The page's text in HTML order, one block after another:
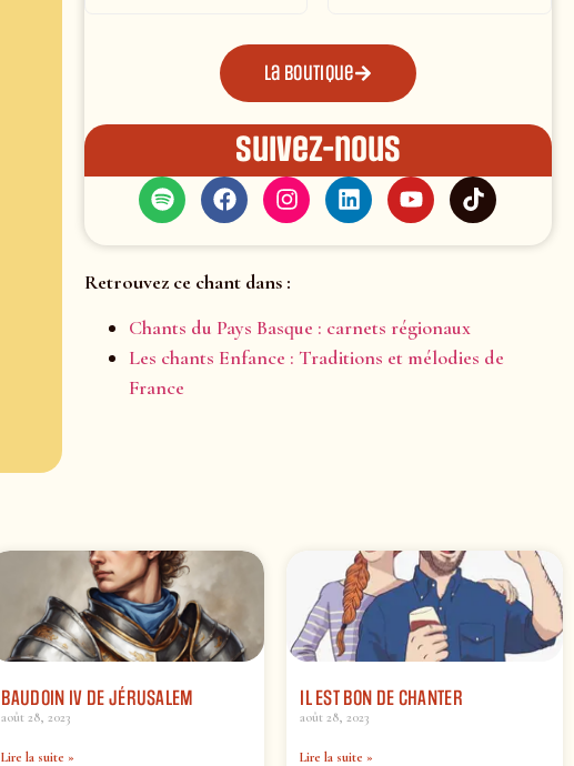
La boutique
Suivez-nous
Retrouvez ce chant dans :
Chants du Pays Basque : carnets régionaux
Les chants Enfance : Traditions et mélodies de
France
BAUDOIN IV DE JÉRUSALEM
août 28, 2023
Lire la suite »
IL EST BON DE CHANTER
août 28, 2023
Lire la suite »